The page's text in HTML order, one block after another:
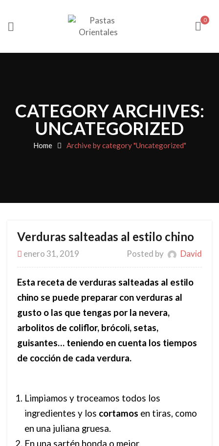
0
CATEGORY ARCHIVES:
UNCATEGORIZED
Home Archive by category "Uncategorized"
Verduras salteadas al estilo chino
enero 31, 2019 Posted by David
Esta receta de verduras salteadas al estilo
chino se puede preparar con verduras al
gusto o las que tengas por la nevera,
arbolitos de coliflor, brócoli, setas,
guisantes… teniendo en cuenta los tiempos
de cocción de cada verdura.
Limpiamos y troceamos todos los
ingredientes y los cortamos en tiras, como
en una juliana gruesa.
En una sartén honda o mejor